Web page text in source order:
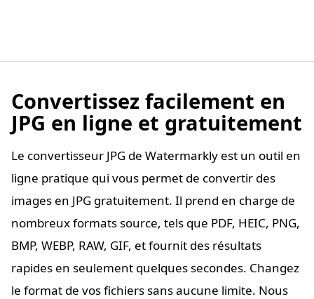
Convertissez facilement en
JPG en ligne et gratuitement
Le convertisseur JPG de Watermarkly est un outil en
ligne pratique qui vous permet de convertir des
images en JPG gratuitement. Il prend en charge de
nombreux formats source, tels que PDF, HEIC, PNG,
BMP, WEBP, RAW, GIF, et fournit des résultats
rapides en seulement quelques secondes. Changez
le format de vos fichiers sans aucune limite. Nous